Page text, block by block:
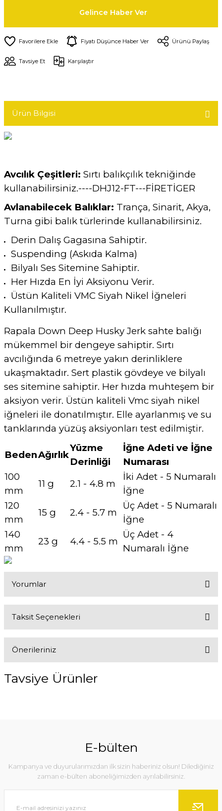
Gelince Haber Ver
Fiyatı Düşünce Haber Ver Ürünü Paylaş
Tavsiye Et Karşılaştır
Ürün Bilgisi
Avcılık Çeşitleri: Sırtı balıkçılık tekniğinde
kullanabilirsiniz.----DHJ12-FT---FİRETİGER
Avlanabilecek Balıklar: Trança, Sinarit, Akya,
Turna gibi balık türlerinde kullanabilirsiniz.
Derin Dalış Gagasına Sahiptir.
Suspending (Askıda Kalma)
Bilyalı Ses Sitemine Sahiptir.
Her Hızda En İyi Aksiyonu Verir.
Üstün Kaliteli VMC Siyah Nikel İğneleri
Kullanılmıştır.
Rapala Down Deep Husky Jerk sahte balığı
mükemmel bir dengeye sahiptir. Sırtı
avcılığında 6 metreye yakın derinliklere
ukaşmaktadır. Sert plastik gövdeye ve bilyalı
ses sitemine sahiptir. Her hızda muhteşem bir
aksiyon verir. Üstün kaliteli Vmc siyah nikel
iğneleri ile donatılmıştır. Elle ayarlanmış ve su
tanklarında yüzüş aksiyonları test edilmiştir.
BedenAğırlık
Yüzme
Derinliği
İğne Adeti ve İğne
Numarası
100
mm
11 g 2.1 - 4.8 m
İki Adet - 5 Numaralı
İğne
120
mm
15 g 2.4 - 5.7 m
Üç Adet - 5 Numaralı
İğne
140
mm
23 g 4.4 - 5.5 m
Üç Adet - 4
Numaralı İğne
Yorumlar
Taksit Seçenekleri
Önerileriniz
Bu ürünün fiyat bilgisi, resim, ürün açıklamalarında ve diğer
konularda yetersiz gördüğünüz noktaları öneri formunu kullanarak
Ürün bilgilerinde hatalar bulunuyor.
Ürün fiyatı diğer sitelerden daha pahalı.
Bu ürüne benzer farklı alternatifler olmalı.
Tavsiye Ürünler
E-bülten
Kampanya ve duyurularımızdan ilk sizin haberiniz olsun! Dilediğiniz
zaman e-bülten aboneliğimizden ayrılabilirsiniz.